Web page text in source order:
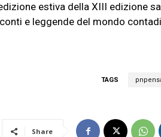
estiva della XIII edizione
e leggende del mondo
TAGS
Share